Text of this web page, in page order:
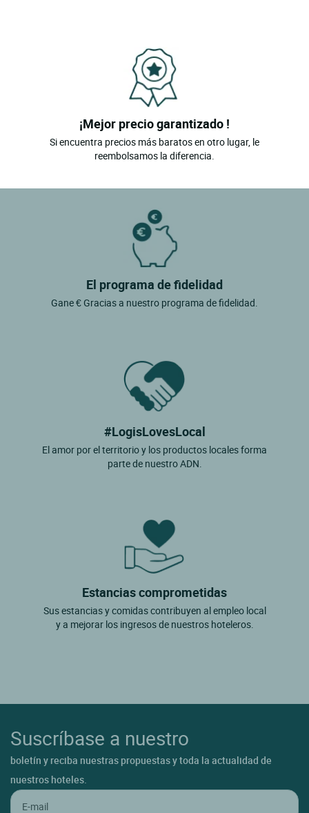
¡Mejor precio garantizado !
Si encuentra precios más baratos en otro lugar, le
reembolsamos la diferencia.
El programa de fidelidad
Gane € Gracias a nuestro programa de fidelidad.
#LogisLovesLocal
El amor por el territorio y los productos locales forma
parte de nuestro ADN.
Estancias comprometidas
Sus estancias y comidas contribuyen al empleo local
y a mejorar los ingresos de nuestros hoteleros.
Suscríbase a nuestro
boletín y reciba nuestras propuestas y toda la actualidad de
nuestros hoteles.